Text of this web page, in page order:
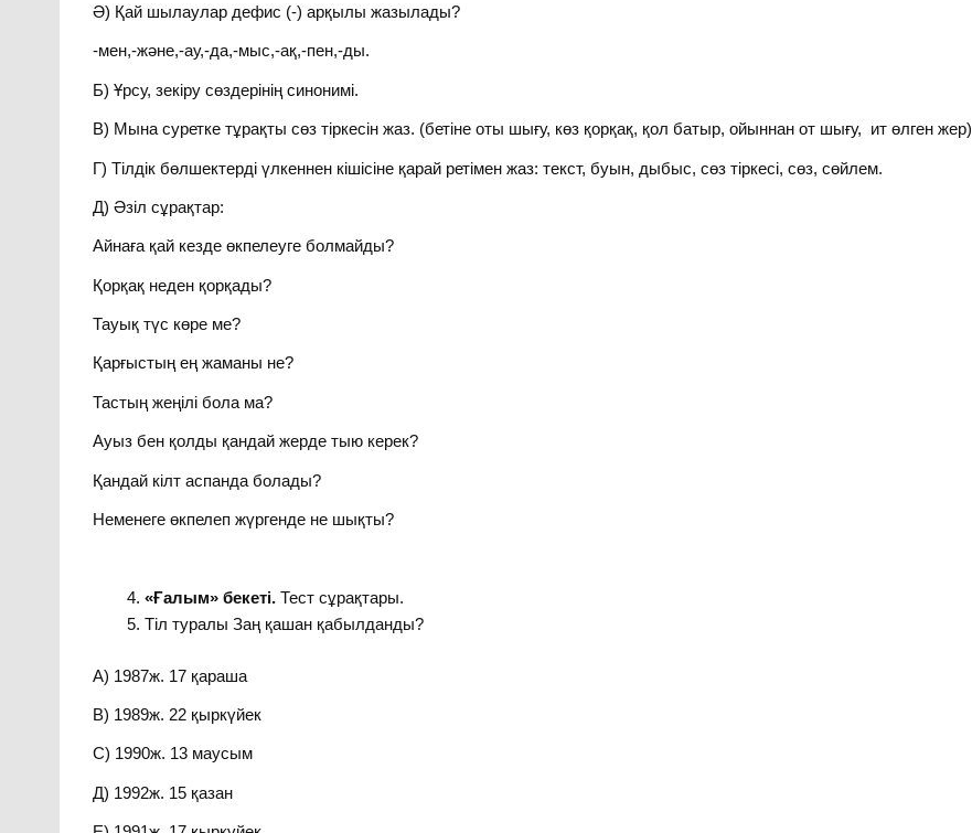
Ә) Қай шылаулар дефис (-) арқылы жазылады?
-мен,-және,-ау,-да,-мыс,-ақ,-пен,-ды.
Б) Ұрсу, зекіру сөздерінің синонимі.
В) Мына суретке тұрақты сөз тіркесін жаз. (бетіне оты шығу, көз қорқақ, қол батыр, ойыннан от шығу, ит өлген жер)
Г) Тілдік бөлшектерді үлкеннен кішісіне қарай ретімен жаз: текст, буын, дыбыс, сөз тіркесі, сөз, сөйлем.
Д) Әзіл сұрақтар:
Айнаға қай кезде өкпелеуге болмайды?
Қорқақ неден қорқады?
Тауық түс көре ме?
Қарғыстың ең жаманы не?
Тастың жеңілі бола ма?
Ауыз бен қолды қандай жерде тыю керек?
Қандай кілт аспанда болады?
Неменеге өкпелеп жүргенде не шықты?
«Ғалым» бекеті.Тест сұрақтары.
Тіл туралы Заң қашан қабылданды?
А) 1987ж. 17 қараша
В) 1989ж. 22 қыркүйек
С) 1990ж. 13 маусым
Д) 1992ж. 15 қазан